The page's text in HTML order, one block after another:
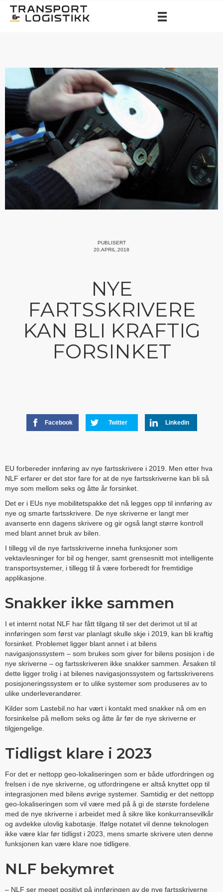
PUBLISERT
20.APRIL.2018
NYE
FARTSSKRIVERE
KAN BLI KRAFTIG
FORSINKET
Facebook Twitter Linkedin
EU forbereder innføring av nye fartsskrivere i 2019. Men etter hva
NLF erfarer er det stor fare for at de nye fartsskriverne kan bli så
mye som mellom seks og åtte år forsinket.
Det er i EUs nye mobilitetspakke det nå legges opp til innføring av
nye og smarte fartsskrivere. De nye skriverne er langt mer
avanserte enn dagens skrivere og gir også langt større kontroll
med blant annet bruk av bilen.
I tillegg vil de nye fartsskriverne inneha funksjoner som
vektavlesninger for bil og henger, samt grensesnitt mot intelligente
transportsystemer, i tillegg til å være forberedt for fremtidige
applikasjone.
Snakker ikke sammen
I et internt notat NLF har fått tilgang til ser det derimot ut til at
innføringen som først var planlagt skulle skje i 2019, kan bli kraftig
forsinket. Problemet ligger blant annet i at bilens
navigasjonssystem – som brukes som giver for bilens posisjon i de
nye skriverne – og fartsskriveren ikke snakker sammen. Årsaken til
dette ligger trolig i at bilenes navigasjonssystem og fartsskriverens
posisjoneringssystem er to ulike systemer som produseres av to
ulike underleverandører.
Kilder som Lastebil.no har vært i kontakt med snakker nå om en
forsinkelse på mellom seks og åtte år før de nye skriverne er
tilgjengelige.
Tidligst klare i 2023
For det er nettopp geo-lokaliseringen som er både utfordringen og
frelsen i de nye skriverne, og utfordringene er altså knyttet opp til
integrasjonen med bilens øvrige systemer. Samtidig er det nettopp
geo-lokaliseringen som vil være med på å gi de største fordelene
med de nye skriverne i arbeidet med å sikre like konkurransevilkår
og avdekke ulovlig kabotasje. Ifølge notatet vil denne teknologen
ikke være klar før tidligst i 2023, mens smarte skrivere uten denne
funksjonen kan være klare noe tidligere.
NLF bekymret
– NLF ser meget positivt på innføringen av de nye fartsskriverne